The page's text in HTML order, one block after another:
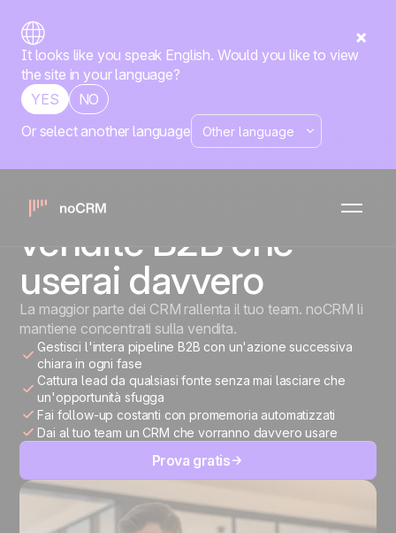
It looks like you speak English. Would you like to view
the site in your language?
YES
NO
Or select another language
AZIENDE B2B
Lo strumento di
gestione delle
vendite B2B che
userai davvero
La maggior parte dei CRM rallenta il tuo team. noCRM li
mantiene concentrati sulla vendita.
Gestisci l'intera pipeline B2B con un'azione successiva
chiara in ogni fase
Cattura lead da qualsiasi fonte senza mai lasciare che
un'opportunità sfugga
Fai follow-up costanti con promemoria automatizzati
Dai al tuo team un CRM che vorranno davvero usare
Prova gratis